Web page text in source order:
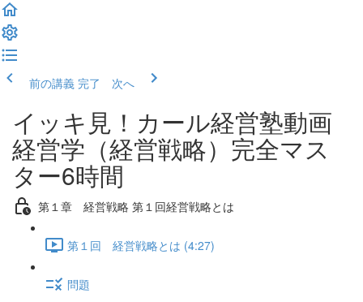
前の講義 完了 次へ
イッキ見！カール経営塾動画
経営学（経営戦略）完全マス
ター6時間
第１章 経営戦略 第１回経営戦略とは
第１回 経営戦略とは (4:27)
問題